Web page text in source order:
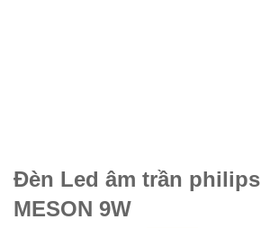
Đèn Led âm trần philips
MESON 9W